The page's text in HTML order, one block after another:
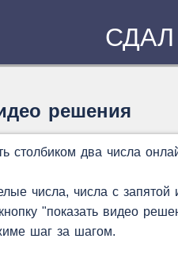
решения
столбиком два числа
числа, числа с запятой
"показать видео
шаг за шагом.